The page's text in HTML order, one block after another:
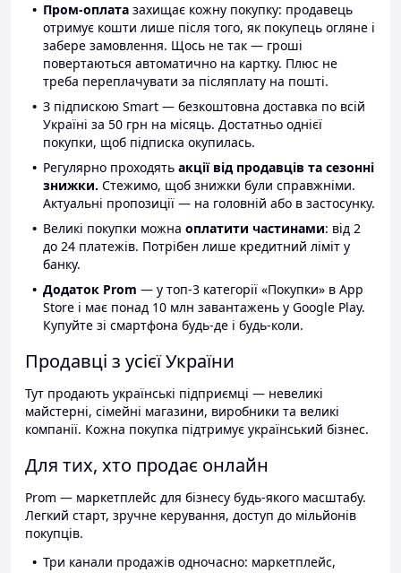
Пром-оплата захищає кожну покупку: продавець
отримує кошти лише після того, як покупець огляне і
забере замовлення. Щось не так — гроші
повертаються автоматично на картку. Плюс не
треба переплачувати за післяплату на пошті.
З підпискою Smart — безкоштовна доставка по всій
Україні за 50 грн на місяць. Достатньо однієї
покупки, щоб підписка окупилась.
Регулярно проходять акції від продавців та сезонні
знижки. Стежимо, щоб знижки були справжніми.
Актуальні пропозиції — на головній або в застосунку.
Великі покупки можна оплатити частинами: від 2
до 24 платежів. Потрібен лише кредитний ліміт у
банку.
Додаток Prom — у топ-3 категорії «Покупки» в App
Store і має понад 10 млн завантажень у Google Play.
Купуйте зі смартфона будь-де і будь-коли.
Продавці з усієї України
Тут продають українські підприємці — невеликі
майстерні, сімейні магазини, виробники та великі
компанії. Кожна покупка підтримує український бізнес.
Для тих, хто продає онлайн
Prom — маркетплейс для бізнесу будь-якого масштабу.
Легкий старт, зручне керування, доступ до мільйонів
покупців.
Три канали продажів одночасно: маркетплейс,